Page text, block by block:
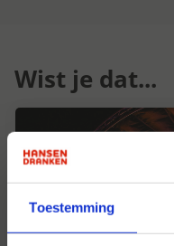
Toestemming
Wist je dat...